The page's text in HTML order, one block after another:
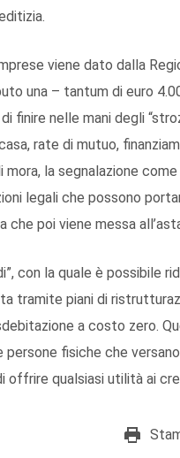
viene dato dalla
una – tantum di euro
finire nelle mani degli
rate di mutuo,
la segnalazione
legali che possono
poi viene messa
con la quale è possibile
tramite piani di
a costo zero.
fisiche che
offrire qualsiasi utilità ai